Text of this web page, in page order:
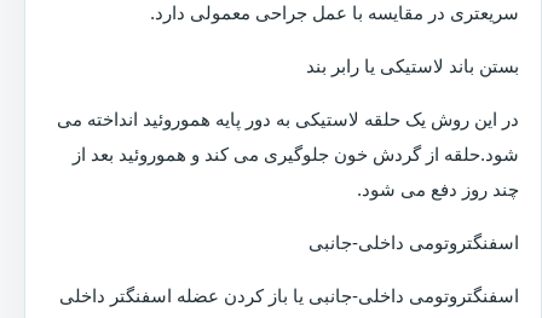
سریعتری در مقایسه با عمل جراحی معمولی دارد.
بستن باند لاستیکی یا رابر بند
در این روش یک حلقه لاستیکی به دور پایه هموروئید انداخته می
شود.حلقه از گردش خون جلوگیری می کند و هموروئید بعد از
چند روز دفع می شود.
اسفنگتروتومی داخلی-جانبی
اسفنگتروتومی داخلی-جانبی یا باز کردن عضله اسفنگتر داخلی